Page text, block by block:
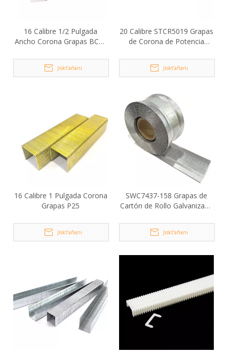
16 Calibre 1/2 Pulgada
Ancho Corona Grapas BCS4
Jiskt’añani
20 Calibre STCR5019 Grapas
de Corona de Potencia
lurasi
Jiskt’añani
16 Calibre 1 Pulgada Corona
Grapas P25
Jiskt’añani
SWC7437-158 Grapas de
Cartón de Rollo Galvanizado
lurasi
Jiskt’añani